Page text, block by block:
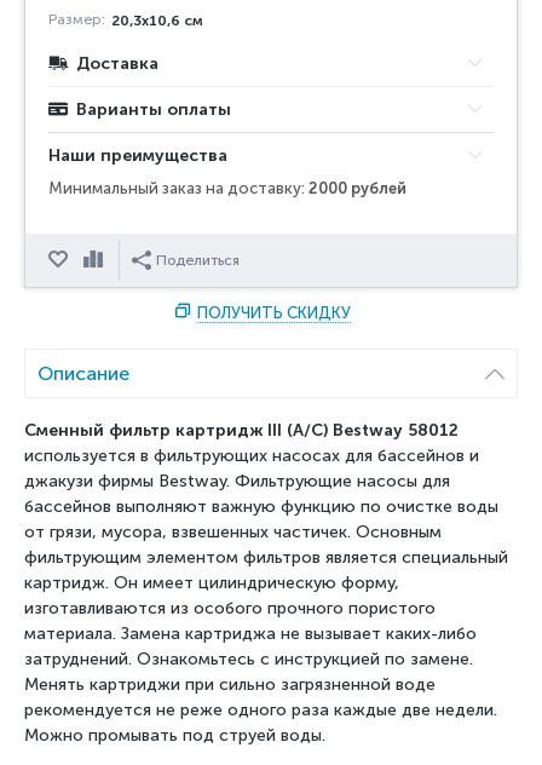
Размер: 20,3х10,6 см
Доставка
Варианты оплаты
Наши преимущества
Минимальный заказ на доставку: 2000 рублей
ОтложитьСравнитьПоделиться
ПОЛУЧИТЬ СКИДКУ
Описание
Сменный фильтр картридж III (A/C) Bestway 58012
используется в фильтрующих насосах для бассейнов и
джакузи фирмы Bestway. Фильтрующие насосы для
бассейнов выполняют важную функцию по очистке воды
от грязи, мусора, взвешенных частичек. Основным
фильтрующим элементом фильтров является специальный
картридж. Он имеет цилиндрическую форму,
изготавливаются из особого прочного пористого
материала. Замена картриджа не вызывает каких-либо
затруднений. Ознакомьтесь с инструкцией по замене.
Менять картриджи при сильно загрязненной воде
рекомендуется не реже одного раза каждые две недели.
Можно промывать под струей воды.